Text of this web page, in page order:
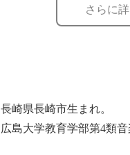
さらに詳
長崎県長崎市生まれ。
広島大学教育学部第4類
ンクール全国大会にて、